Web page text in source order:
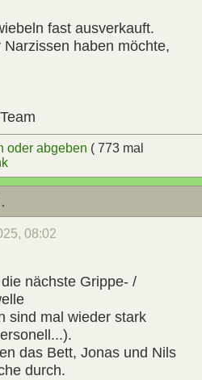
fast ausverkauft.
haben möchte,
oder abgeben ( 773 mal
08:02
nächste Grippe- /
sind mal wieder stark
das Bett, Jonas und Nils
durch.